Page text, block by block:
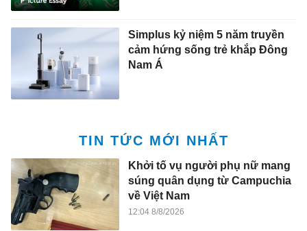
Simplus kỷ niệm 5 năm truyền
cảm hứng sống trẻ khắp Đông
Nam Á
TIN TỨC MỚI NHẤT
Khởi tố vụ người phụ nữ mang
súng quân dụng từ Campuchia
về Việt Nam
12:04 8/8/2026